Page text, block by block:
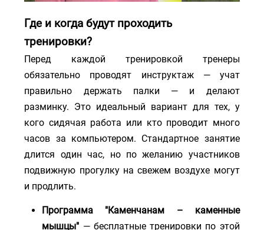
Где и когда будут проходить
тренировки?
Перед каждой тренировкой тренеры
обязательно проводят инструктаж — учат
правильно держать палки — и делают
разминку. Это идеальный вариант для тех, у
кого сидячая работа или кто проводит много
часов за компьютером. Стандартное занятие
длится один час, но по желанию участников
подвижную прогулку на свежем воздухе могут
и продлить.
Программа "Каменчанам – каменные
мышцы" — бесплатные тренировки по этой